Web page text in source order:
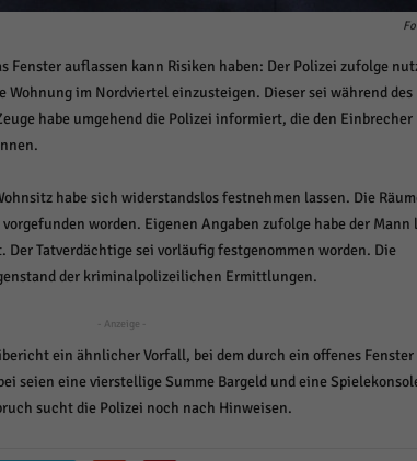
Fenster auflassen kann Risiken haben: Der Polizei zufolge
Wohnung im Nordviertel einzusteigen. Dieser sei während des
habe umgehend die Polizei informiert, die den Einbrecher
habe sich widerstandslos festnehmen lassen. Die
worden. Eigenen Angaben zufolge habe der Mann
Tatverdächtige sei vorläufig festgenommen worden. Die
der kriminalpolizeilichen Ermittlungen.
- Anzeige -
ein ähnlicher Vorfall, bei dem durch ein offenes
seien eine vierstellige Summe Bargeld und eine
sucht die Polizei noch nach Hinweisen.
Essenzielle Cookies ermöglichen grundlegende Funktionen und
Funktion der Website erforderlich.
Cookie-Informationen anzeigen
Statistik Cookies erfassen Informationen anonym. Diese
wie unsere Besucher unsere Website nutzen.
Cookie-Informationen anzeigen
Marketing-Cookies werden von Drittanbietern oder Publishern
Werbung anzuzeigen. Sie tun dies, indem sie Besucher über
Cookie-Informationen anzeigen